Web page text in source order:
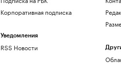
Корпоративная подписка
Уведомления
RSS Новости